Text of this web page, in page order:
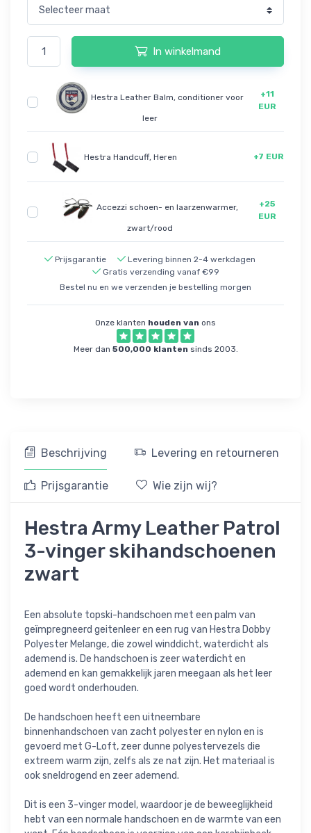
In winkelmand
Hestra Leather Balm, conditioner voor
leer
+11
EUR
Hestra Handcuff, Heren +7 EUR
Accezzi schoen- en laarzenwarmer,
zwart/rood
+25
EUR
Prijsgarantie
Levering binnen 2-4 werkdagen
Gratis verzending vanaf €99
Bestel nu en we verzenden je bestelling morgen
Onze klanten houden van ons
Meer dan 500,000 klanten sinds 2003.
Beschrijving Levering en retourneren
Prijsgarantie Wie zijn wij?
Hestra Army Leather Patrol
3-vinger skihandschoenen
zwart
Een absolute topski-handschoen met een palm van
geïmpregneerd geitenleer en een rug van Hestra Dobby
Polyester Melange, die zowel winddicht, waterdicht als
ademend is. De handschoen is zeer waterdicht en
ademend en kan gemakkelijk jaren meegaan als het leer
goed wordt onderhouden.
De handschoen heeft een uitneembare
binnenhandschoen van zacht polyester en nylon en is
gevoerd met G-Loft, zeer dunne polyestervezels die
extreem warm zijn, zelfs als ze nat zijn. Het materiaal is
ook sneldrogend en zeer ademend.
Dit is een 3-vinger model, waardoor je de beweeglijkheid
hebt van een normale handschoen en de warmte van een